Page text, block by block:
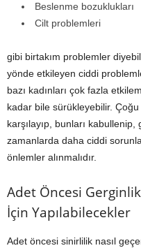
Beslenme bozuklukları
Cilt problemleri
gibi birtakım problemler
yönde etkileyen ciddi
bazı kadınları çok fazla
kadar bile sürükleyebilir.
karşılayıp, bunları
zamanlarda daha ciddi
önlemler alınmalıdır.
Adet Öncesi
İçin Yapılabilecekler
Adet öncesi sinirlilik nasıl